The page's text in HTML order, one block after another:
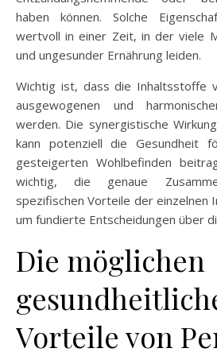
haben können. Solche
wertvoll in einer Zeit, in der viele
und ungesunder Ernährung leiden.
Wichtig ist, dass die Inhaltsstoffe
ausgewogenen und
werden. Die synergistische
kann potenziell die Gesundheit
gesteigerten Wohlbefinden
wichtig, die genaue
spezifischen Vorteile der einzelnen
um fundierte Entscheidungen über
Die möglichen
Vorteile von